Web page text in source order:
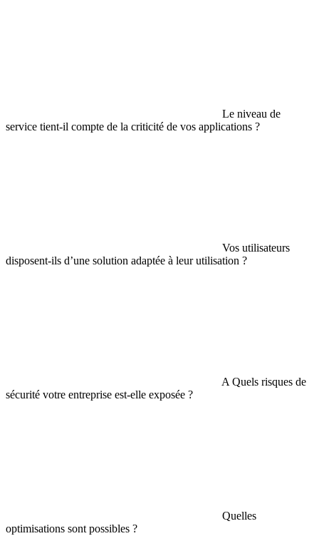
Le niveau de
service tient-il compte de la criticité de vos applications ?
Vos utilisateurs
disposent-ils d’une solution adaptée à leur utilisation ?
A Quels risques de
sécurité votre entreprise est-elle exposée ?
Quelles
optimisations sont possibles ?